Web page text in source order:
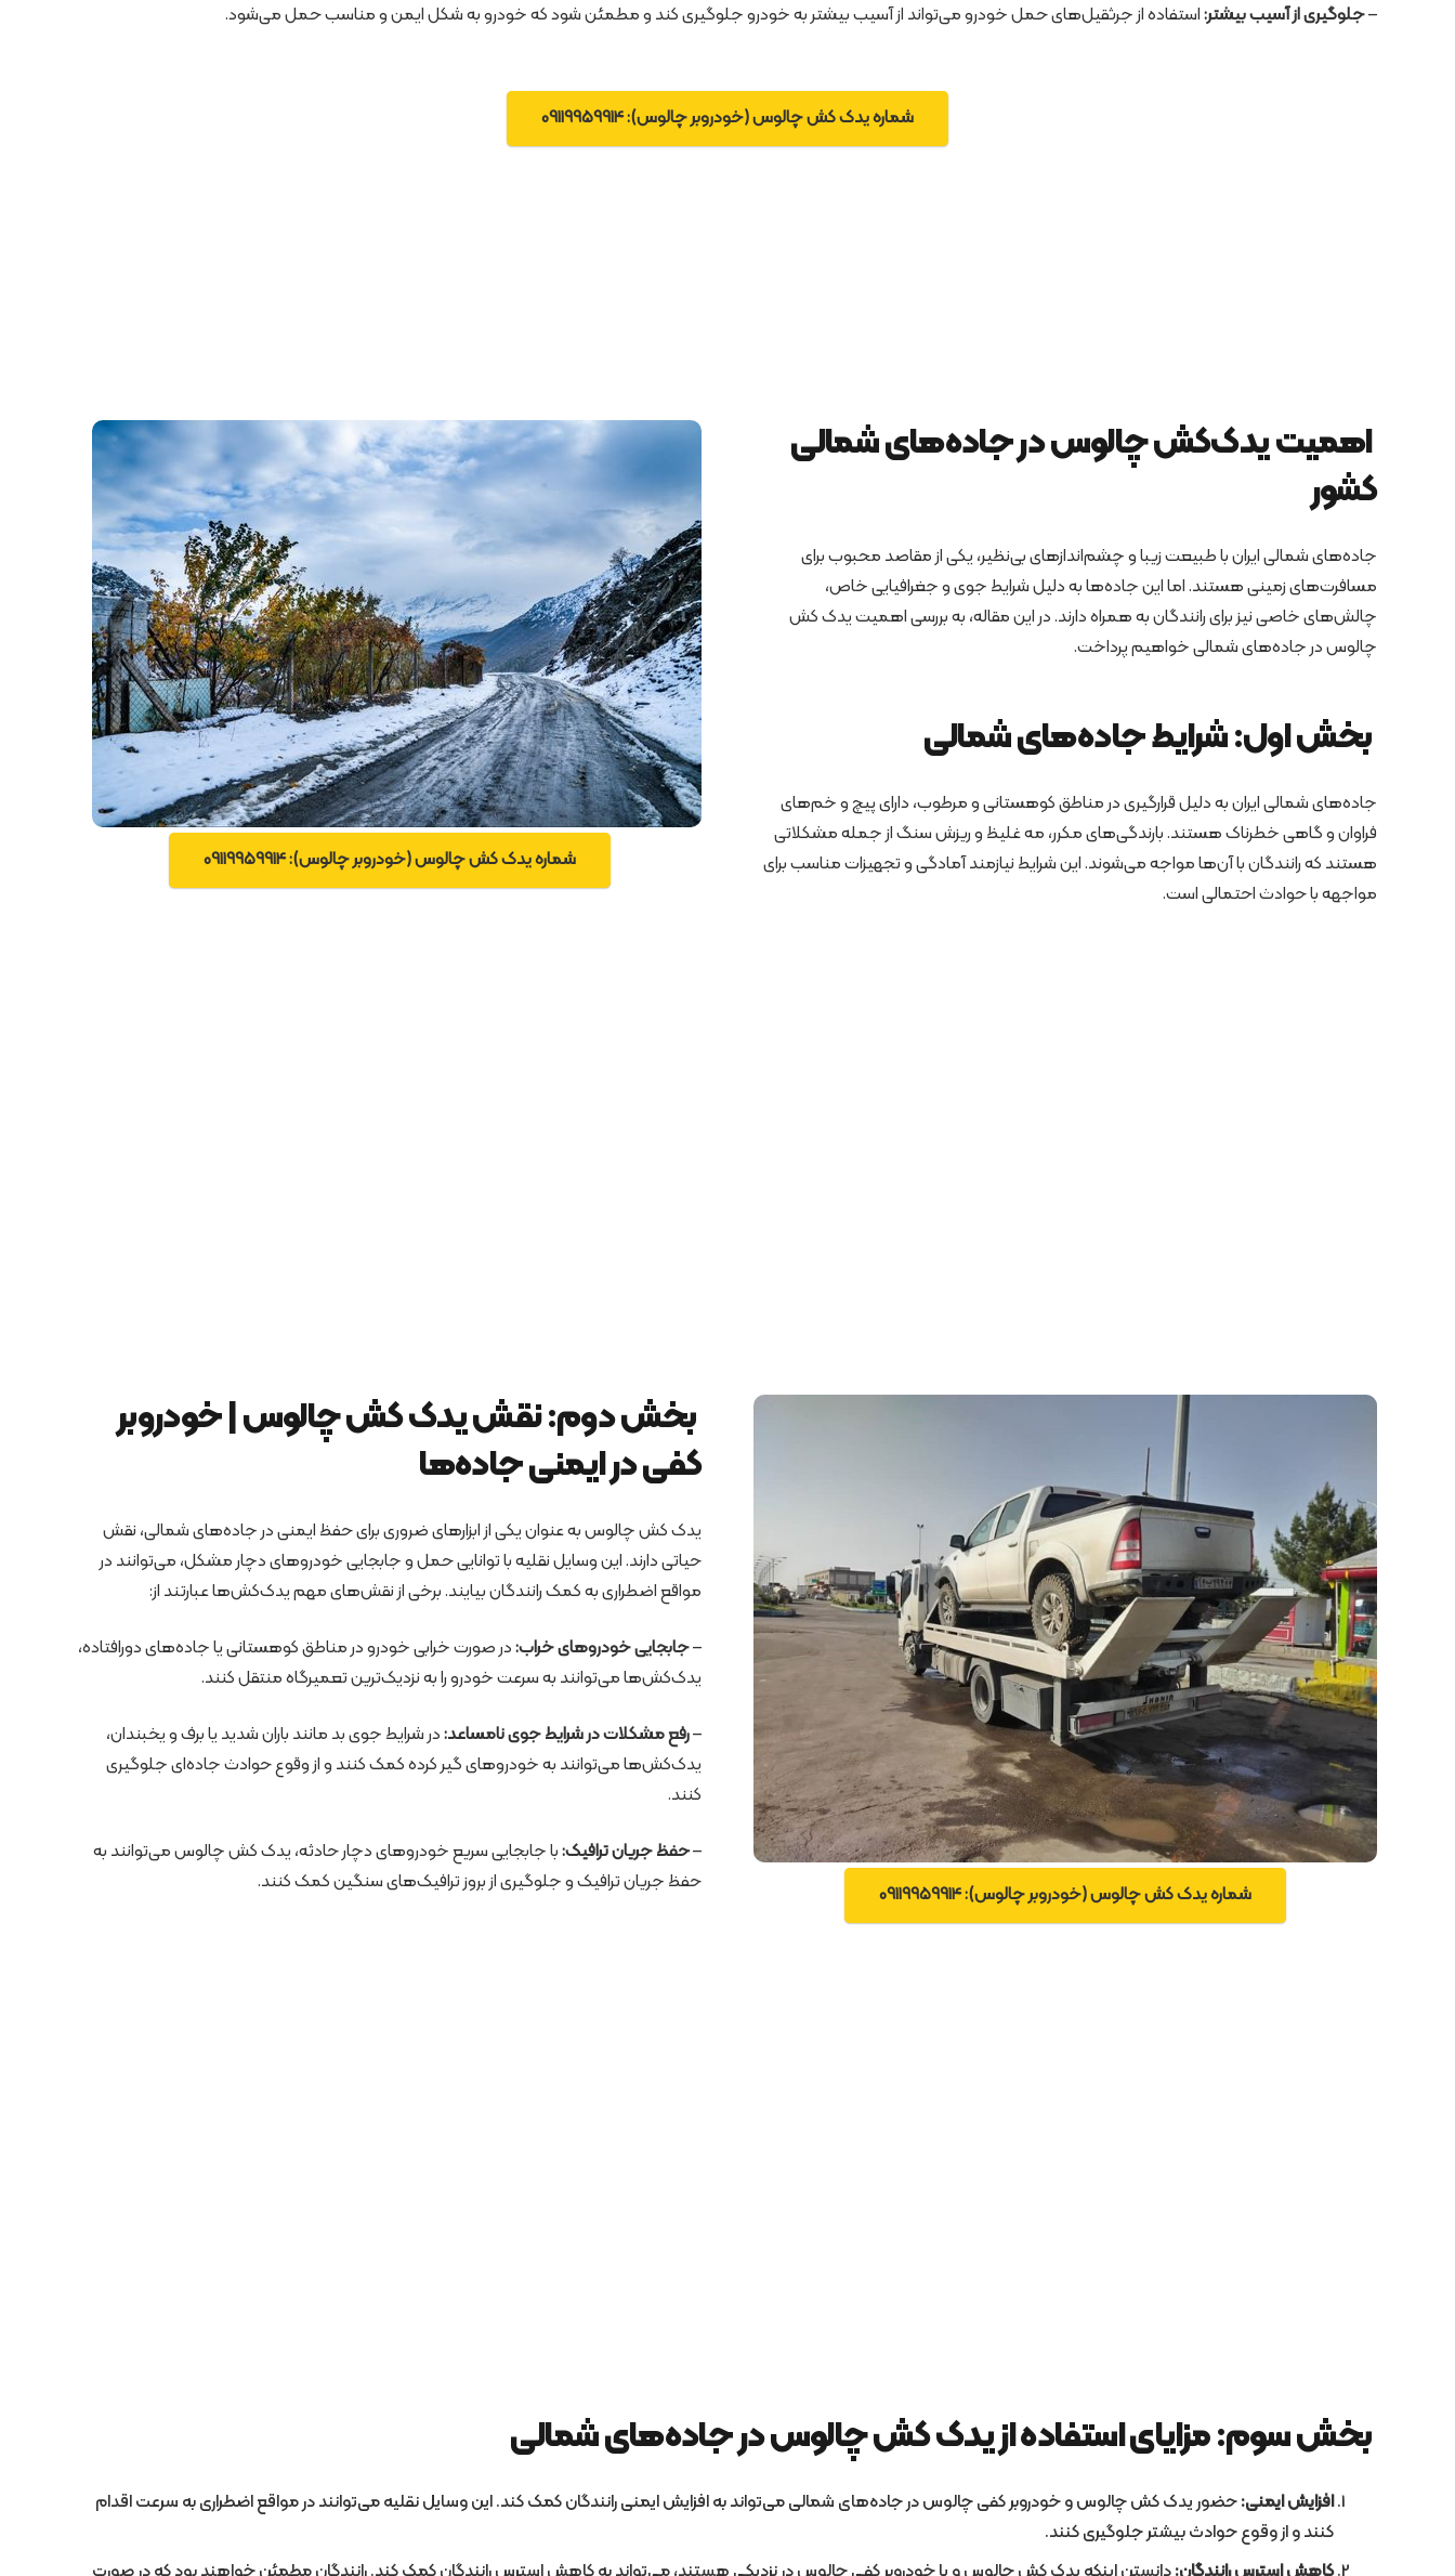
–جلوگیری از آسیب بیشتر:استفاده از جرثقیل‌های حمل خودرو می‌تواند از آسیب بیشتر به خودرو جلوگیری کند و مطمئن شود که خودرو به شکل ایمن و مناسب حمل می‌شود.
شماره یدک کش چالوس (خودروبر چالوس): 09119959914
اهمیت یدک‌کش‌ چالوس در جاده‌های شمالی
کشور
جاده‌های شمالی ایران با طبیعت زیبا و چشم‌اندازهای بی‌نظیر، یکی از مقاصد محبوب برای
مسافرت‌های زمینی هستند. اما این جاده‌ها به دلیل شرایط جوی و جغرافیایی خاص،
چالش‌های خاصی نیز برای رانندگان به همراه دارند. در این مقاله، به بررسی اهمیت یدک‌ کش
چالوس در جاده‌های شمالی خواهیم پرداخت.
بخش اول: شرایط جاده‌های شمالی
جاده‌های شمالی ایران به دلیل قرارگیری در مناطق کوهستانی و مرطوب، دارای پیچ و خم‌های
فراوان و گاهی خطرناک هستند. بارندگی‌های مکرر، مه غلیظ و ریزش سنگ از جمله مشکلاتی
هستند که رانندگان با آن‌ها مواجه می‌شوند. این شرایط نیازمند آمادگی و تجهیزات مناسب برای
مواجهه با حوادث احتمالی است.
شماره یدک کش چالوس (خودروبر چالوس): 09119959914
شماره یدک کش چالوس (خودروبر چالوس): 09119959914
بخش دوم: نقش یدک کش چالوس | خودروبر
کفی در ایمنی جاده‌ها
یدک کش چالوس به عنوان یکی از ابزارهای ضروری برای حفظ ایمنی در جاده‌های شمالی، نقش
حیاتی دارند. این وسایل نقلیه با توانایی حمل و جابجایی خودروهای دچار مشکل، می‌توانند در
مواقع اضطراری به کمک رانندگان بیایند. برخی از نقش‌های مهم یدک‌کش‌ها عبارتند از:
–جابجایی خودروهای خراب:در صورت خرابی خودرو در مناطق کوهستانی یا جاده‌های دورافتاده،
یدک‌کش‌ها می‌توانند به سرعت خودرو را به نزدیک‌ترین تعمیرگاه منتقل کنند.
–رفع مشکلات در شرایط جوی نامساعد:در شرایط جوی بد مانند باران شدید یا برف و یخبندان،
یدک‌کش‌ها می‌توانند به خودروهای گیر کرده کمک کنند و از وقوع حوادث جاده‌ای جلوگیری
کنند.
–حفظ جریان ترافیک:با جابجایی سریع خودروهای دچار حادثه، یدک کش چالوس می‌توانند به
حفظ جریان ترافیک و جلوگیری از بروز ترافیک‌های سنگین کمک کنند.
بخش سوم: مزایای استفاده از یدک کش چالوس در جاده‌های شمالی
افزایش ایمنی:حضور یدک کش چالوس و خودروبر کفی چالوس در جاده‌های شمالی می‌تواند به افزایش ایمنی رانندگان کمک کند. این وسایل نقلیه می‌توانند در مواقع اضطراری به سرعت اقدام
کنند و از وقوع حوادث بیشتر جلوگیری کنند.